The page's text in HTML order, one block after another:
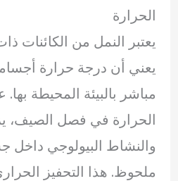
الحرارة
يعتبر النمل من الكائنات
يعني أن درجة حرارة
مباشر بالبيئة المحيطة
الحرارة في فصل الصيف،
والنشاط البيولوجي داخل
ملحوظ. هذا التحفيز